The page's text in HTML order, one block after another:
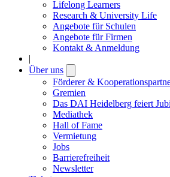
Lifelong Learners
Research & University Life
Angebote für Schulen
Angebote für Firmen
Kontakt & Anmeldung
|
Über uns
submenu
Förderer &
Gremien
Das DAI Heidelberg feiert
Mediathek
Hall of Fame
Vermietung
Jobs
Barrierefreiheit
Newsletter